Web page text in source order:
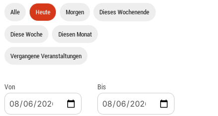
Alle Heute Morgen Dieses Wochenende
Diese Woche Diesen Monat
Vergangene Veranstaltungen
Von Bis